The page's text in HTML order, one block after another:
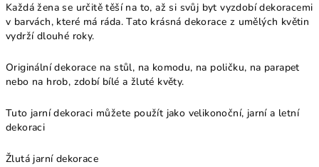
Každá žena se určitě těší na to, až si svůj byt vyzdobí dekoracemi
v barvách, které má ráda. Tato krásná dekorace z umělých květin
vydrží dlouhé roky.
Originální dekorace na stůl, na komodu, na poličku, na parapet
nebo na hrob, zdobí bílé a žluté květy.
Tuto jarní dekoraci můžete použít jako velikonoční, jarní a letní
dekoraci
Žlutá jarní dekorace